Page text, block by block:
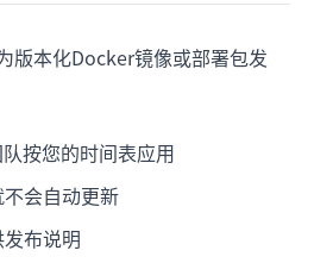
版本化Docker镜像或部署包发
按您的时间表应用
会自动更新
布说明